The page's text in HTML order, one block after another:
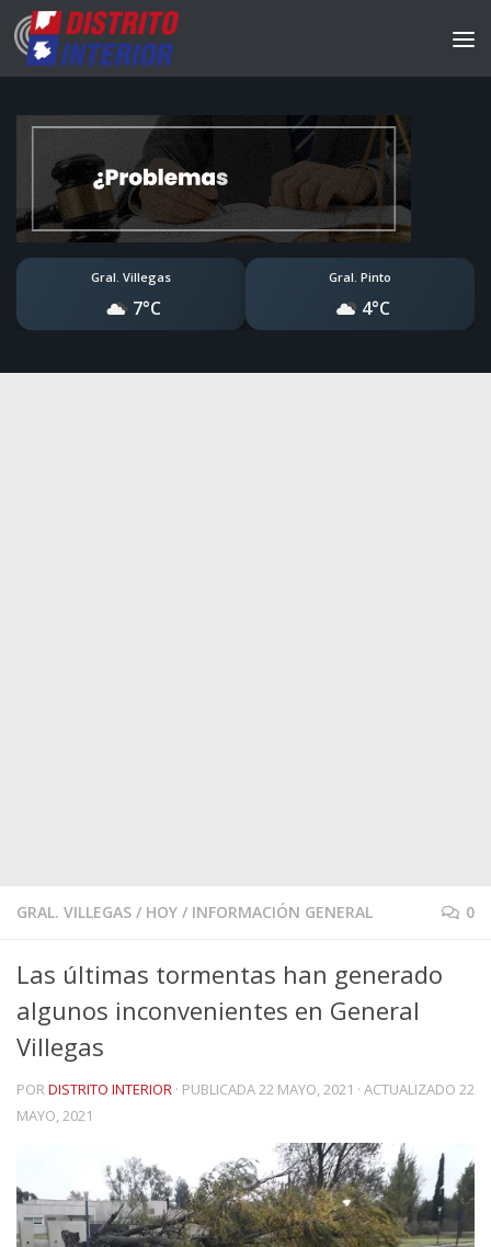
Gral. Villegas
7°C
Gral. Pinto
4°C
GRAL. VILLEGAS / HOY / INFORMACIÓN GENERAL 0
Las últimas tormentas han generado
algunos inconvenientes en General
Villegas
PORDISTRITO INTERIOR · PUBLICADA22 MAYO, 2021 · ACTUALIZADO 22
MAYO, 2021